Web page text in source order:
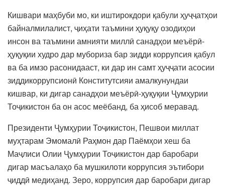
Кишвари маҳбуби мо, ки иштирокдори қабули ҳуҷҷатҳои
байналмилалист, ҷиҳати таъмини ҳуқуқу озодиҳои
инсон ва таъмини амнияти миллӣ санадҳои меъёрӣ-
ҳуқуқии худро дар мубориза бар зидди коррупсия қабул
ва ба имзо расонидааст, ки дар ин самт ҳуҷҷати асосии
зиддикоррупсионӣ Конститутсияи амалкунундаи
кишвар, ки дигар санадҳои меъёрӣ-ҳуқуқии Ҷумҳурии
Тоҷикистон ба он асос меёбанд, ба ҳисоб меравад.
Президенти Ҷумҳурии Тоҷикистон, Пешвои миллат
муҳтарам Эмомалӣ Раҳмон дар Паёмҳои хеш ба
Маҷлиси Олии Ҷумҳурии Тоҷикистон дар баробари
дигар масъалаҳо ба мушкилоти коррупсия эътибори
ҷиддӣ медиҳанд. Зеро, коррупсия дар баробари дигар